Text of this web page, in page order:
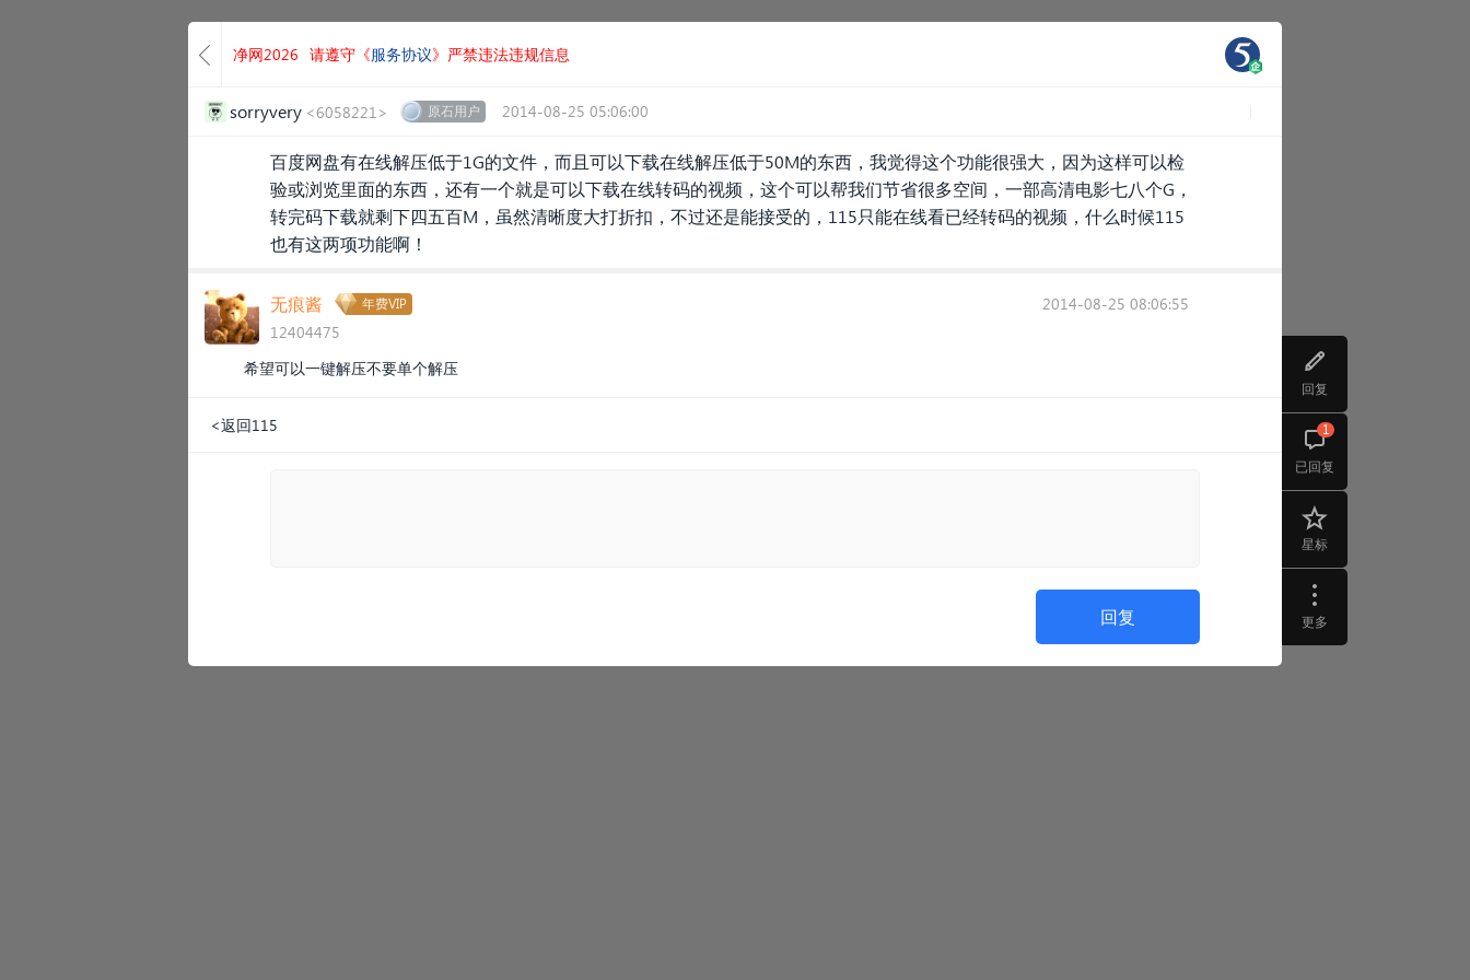
回复
已回复
1
星标
更多
净网2026 请遵守《服务协议》严禁违法违规信息
sorryvery <6058221> 原石用户 2014-08-25 05:06:00
百度网盘有在线解压低于1G的文件，而且可以下载在线解压低于50M的东西，我觉得这个功能很强大，因为这样可以检
验或浏览里面的东西，还有一个就是可以下载在线转码的视频，这个可以帮我们节省很多空间，一部高清电影七八个G，
转完码下载就剩下四五百M，虽然清晰度大打折扣，不过还是能接受的，115只能在线看已经转码的视频，什么时候115
也有这两项功能啊！
无痕酱 年费VIP
12404475
2014-08-25 08:06:55
希望可以一键解压不要单个解压
<返回115
回复